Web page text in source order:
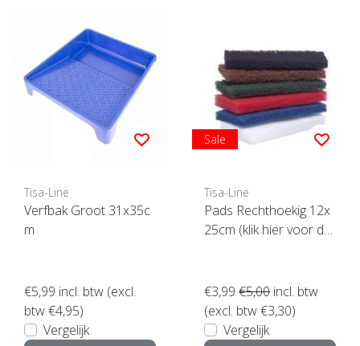
Tisa-Line
Verfbak Groot 31x35c
m
€5,99 incl. btw (excl.
btw €4,95)
Vergelijk
Sale
Tisa-Line
Pads Rechthoekig 12x
25cm (klik hier voor de
€3,99 €5,00 incl. btw
(excl. btw €3,30)
Vergelijk